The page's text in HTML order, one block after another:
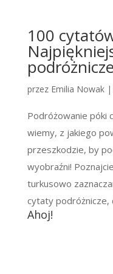
100
przez Emilia Nowak|
Podróżowanie póki
wiemy, z jakiego
przeszkodzie, by
wyobraźni!
turkusowo
cytaty podróżnicze,
Ahoj!